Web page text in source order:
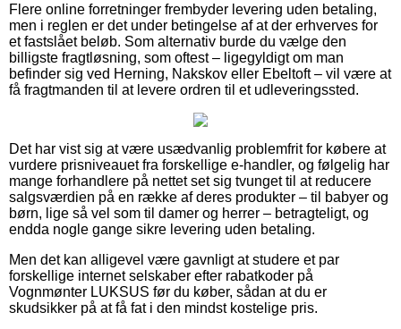
Flere online forretninger frembyder levering uden betaling,
men i reglen er det under betingelse af at der erhverves for
et fastslået beløb. Som alternativ burde du vælge den
billigste fragtløsning, som oftest – ligegyldigt om man
befinder sig ved Herning, Nakskov eller Ebeltoft – vil være at
få fragtmanden til at levere ordren til et udleveringssted.
Det har vist sig at være usædvanlig problemfrit for købere at
vurdere prisniveauet fra forskellige e-handler, og følgelig har
mange forhandlere på nettet set sig tvunget til at reducere
salgsværdien på en række af deres produkter – til babyer og
børn, lige så vel som til damer og herrer – betragteligt, og
endda nogle gange sikre levering uden betaling.
Men det kan alligevel være gavnligt at studere et par
forskellige internet selskaber efter rabatkoder på
Vognmønter LUKSUS før du køber, sådan at du er
skudsikker på at få fat i den mindst kostelige pris.